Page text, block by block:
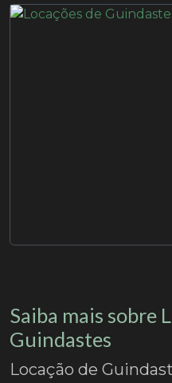
Saiba mais sobre
Guindastes
Locação de